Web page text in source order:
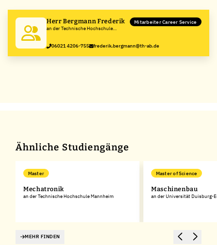
Herr Bergmann Frederik
an der Technische Hochschule
Mitarbeiter Career Service
06021 4206-755 frederik.bergmann@th-ab.de
Ähnliche Studiengänge
Master
Mechatronik
an der Technische Hochschule Mannheim
Master of Science
Maschinenbau
an der Universität Duisburg-
MEHR FINDEN